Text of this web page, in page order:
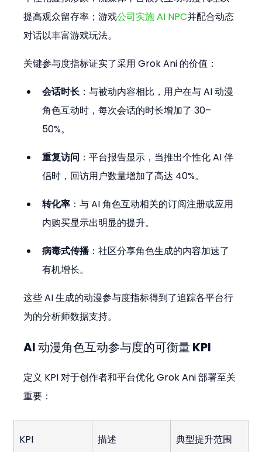
提高观众留存率；游戏公司实施 AI NPC并配合动态
对话以丰富游戏玩法。
关键参与度指标证实了采用 Grok Ani 的价值：
会话时长 ：与被动内容相比，用户在与 AI 动漫
角色互动时，每次会话的时长增加了 30–
50%。
重复访问 ：平台报告显示，当推出个性化 AI 伴
侣时，回访用户数量增加了高达 40%。
转化率 ：与 AI 角色互动相关的订阅注册或应用
内购买显示出明显的提升。
病毒式传播：社区分享角色生成的内容加速了
有机增长。
这些 AI 生成的动漫参与度指标得到了追踪各平台行
为的分析师数据支持。
AI 动漫角色互动参与度的可衡量 KPI
定义 KPI 对于创作者和平台优化 Grok Ani 部署至关
重要：
KPI 描述 典型提升范围